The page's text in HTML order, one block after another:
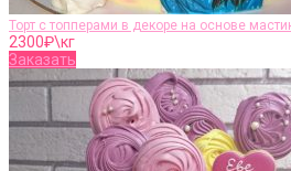
Торт с топперами в декоре на основе
2300₽\кг
Заказать